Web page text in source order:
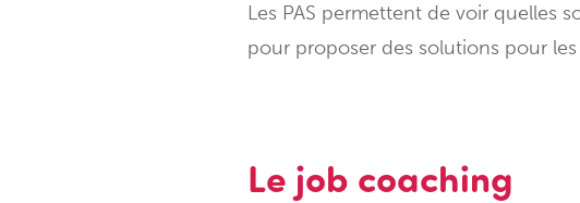
Les PAS permettent de voir quelles
pour proposer des solutions pour
Le job coaching